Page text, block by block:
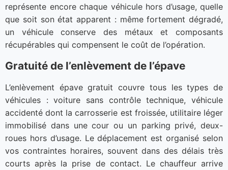
représente encore chaque véhicule hors d’usage, quelle
que soit son état apparent : même fortement dégradé,
un véhicule conserve des métaux et composants
récupérables qui compensent le coût de l’opération.
Gratuité de l’enlèvement de l’épave
L’enlèvement épave gratuit couvre tous les types de
véhicules : voiture sans contrôle technique, véhicule
accidenté dont la carrosserie est froissée, utilitaire léger
immobilisé dans une cour ou un parking privé, deux-
roues hors d’usage. Le déplacement est organisé selon
vos contraintes horaires, souvent dans des délais très
courts après la prise de contact. Le chauffeur arrive